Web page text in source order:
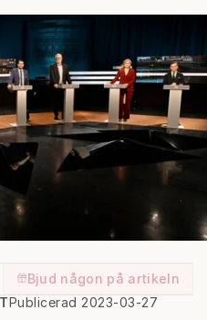
Bjud någon på artikeln
Publicerad 2023-03-27